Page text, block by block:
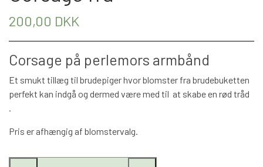
200,00 DKK
Corsage på perlemors armbånd
Et smukt tillæg til brudepiger hvor blomster fra brudebuketten
perfekt kan indgå og dermed være med til at skabe en rød tråd
.
Pris er afhængig af blomstervalg.